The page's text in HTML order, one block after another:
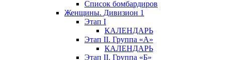
Список бомбардиров
Женщины. Дивизион 1
Этап I
КАЛЕНДАРЬ
Этап II. Группа «А»
КАЛЕНДАРЬ
Этап II. Группа «Б»